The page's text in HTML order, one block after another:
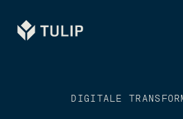
Tulip
DIGITALE